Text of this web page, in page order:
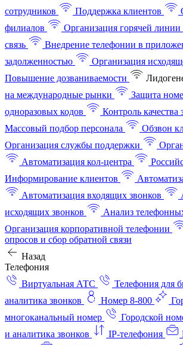
сотрудников
Поддержка клиентов
филиалов
Организация горячей линии
связь
Внедрение телефонии в
задолженностью
Организация
Повышение дозваниваемости
на международные рынки
Защита
одноразовых кодов
Контроль качества
Массовый подбор персонала
Обзвон
Организация службы поддержки
Автоматизация кол-центра
Информирование клиентов
Автоматизация входящих звонков
исходящих звонков
Анализ
Организация корпоративной телефонии
опросов и сбор обратной связи
Назад
Телефония
Виртуальная АТС
Телефония для
аналитика звонков
Номер 8-800
многоканальный номер
Городской
и аналитика звонков
IP-телефония